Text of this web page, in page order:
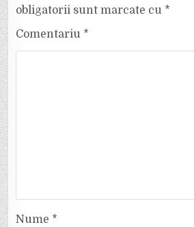
obligatorii sunt marcate cu *
Comentariu *
Nume *